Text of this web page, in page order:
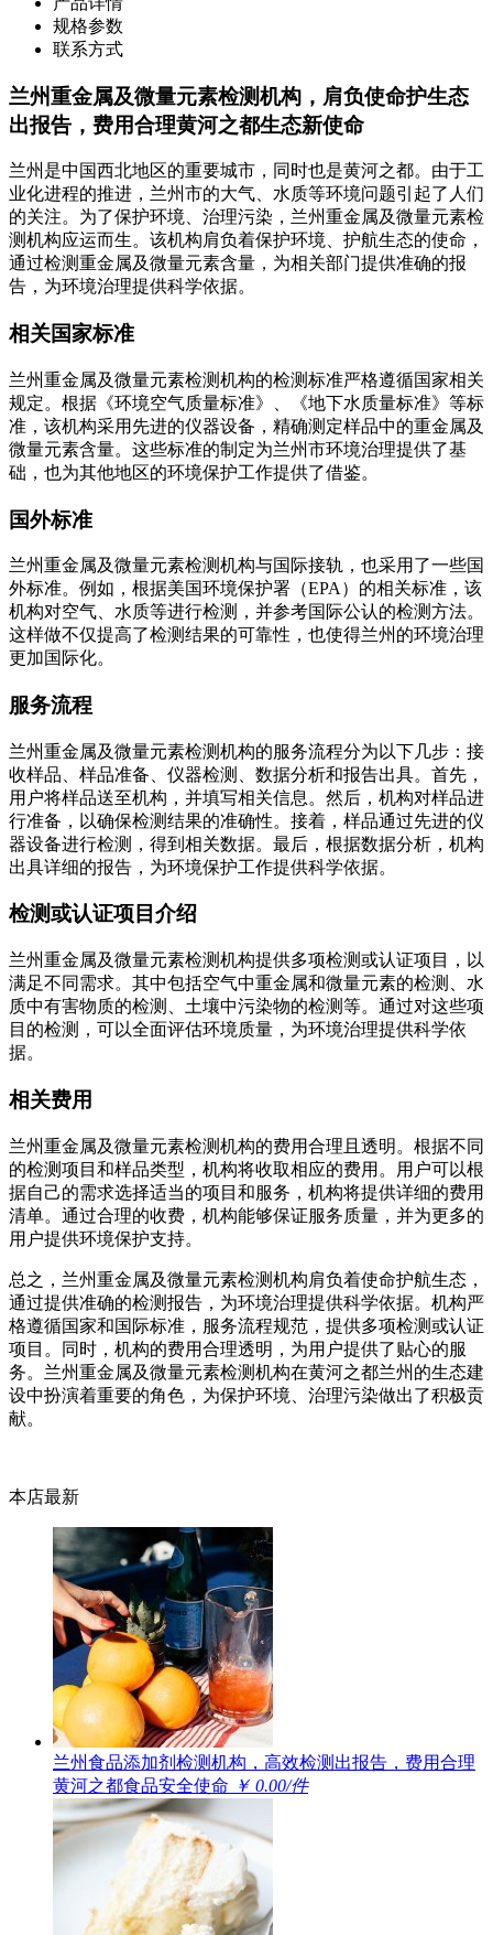
规格参数
联系方式
兰州重金属及微量元素检测机构，肩负使命护生态
出报告，费用合理黄河之都生态新使命
兰州是中国西北地区的重要城市，同时也是黄河之都。由于工
业化进程的推进，兰州市的大气、水质等环境问题引起了人们
的关注。为了保护环境、治理污染，兰州重金属及微量元素检
测机构应运而生。该机构肩负着保护环境、护航生态的使命，
通过检测重金属及微量元素含量，为相关部门提供准确的报
告，为环境治理提供科学依据。
相关国家标准
兰州重金属及微量元素检测机构的检测标准严格遵循国家相关
规定。根据《环境空气质量标准》、《地下水质量标准》等标
准，该机构采用先进的仪器设备，精确测定样品中的重金属及
微量元素含量。这些标准的制定为兰州市环境治理提供了基
础，也为其他地区的环境保护工作提供了借鉴。
国外标准
兰州重金属及微量元素检测机构与国际接轨，也采用了一些国
外标准。例如，根据美国环境保护署（EPA）的相关标准，该
机构对空气、水质等进行检测，并参考国际公认的检测方法。
这样做不仅提高了检测结果的可靠性，也使得兰州的环境治理
更加国际化。
服务流程
兰州重金属及微量元素检测机构的服务流程分为以下几步：接
收样品、样品准备、仪器检测、数据分析和报告出具。首先，
用户将样品送至机构，并填写相关信息。然后，机构对样品进
行准备，以确保检测结果的准确性。接着，样品通过先进的仪
器设备进行检测，得到相关数据。最后，根据数据分析，机构
出具详细的报告，为环境保护工作提供科学依据。
检测或认证项目介绍
兰州重金属及微量元素检测机构提供多项检测或认证项目，以
满足不同需求。其中包括空气中重金属和微量元素的检测、水
质中有害物质的检测、土壤中污染物的检测等。通过对这些项
目的检测，可以全面评估环境质量，为环境治理提供科学依
据。
相关费用
兰州重金属及微量元素检测机构的费用合理且透明。根据不同
的检测项目和样品类型，机构将收取相应的费用。用户可以根
据自己的需求选择适当的项目和服务，机构将提供详细的费用
清单。通过合理的收费，机构能够保证服务质量，并为更多的
用户提供环境保护支持。
总之，兰州重金属及微量元素检测机构肩负着使命护航生态，
通过提供准确的检测报告，为环境治理提供科学依据。机构严
格遵循国家和国际标准，服务流程规范，提供多项检测或认证
项目。同时，机构的费用合理透明，为用户提供了贴心的服
务。兰州重金属及微量元素检测机构在黄河之都兰州的生态建
设中扮演着重要的角色，为保护环境、治理污染做出了积极贡
献。
本店最新
兰州食品添加剂检测机构，高效检测出报告，费用合理
黄河之都食品安全使命 ￥ 0.00/件